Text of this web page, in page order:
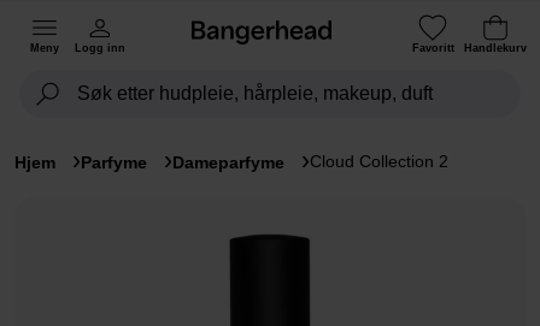
Meny Logg inn Favoritt Handlekurv
Hjem Parfyme Dameparfyme Cloud Collection 2